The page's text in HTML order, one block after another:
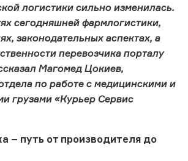
логистики сильно изменилась.
сегодняшней фармлогистики,
законодательных аспектах, а
перевозчика порталу
Магомед Цокиев,
по работе с медицинскими и
грузами «Курьер Сервис
– путь от производителя до